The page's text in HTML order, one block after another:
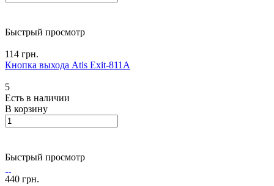
Быстрый просмотр
114 грн.
Кнопка выхода Atis Exit-811A
5
Есть в наличии
В корзину
Быстрый просмотр
440 грн.